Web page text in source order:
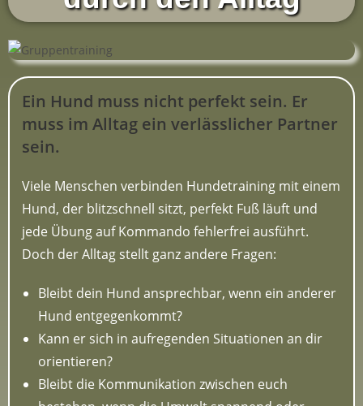
Ein Hund muss nicht perfekt sein. Er
muss im Alltag ein verlässlicher Partner
sein.
Viele Menschen verbinden Hundetraining mit einem
Hund, der blitzschnell sitzt, perfekt Fuß läuft und
jede Übung auf Kommando fehlerfrei ausführt.
Doch der Alltag stellt ganz andere Fragen:
Bleibt dein Hund ansprechbar, wenn ein anderer
Hund entgegenkommt?
Kann er sich in aufregenden Situationen an dir
orientieren?
Bleibt die Kommunikation zwischen euch